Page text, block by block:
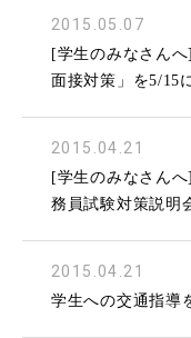
2015.05.07
[学生のみなさん
面接対策」を5/15
2015.04.21
[学生のみなさん
務員試験対策説明
2015.04.21
学生への交通指導